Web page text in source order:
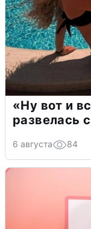
«Ну вот и
развелась
6 августа 84